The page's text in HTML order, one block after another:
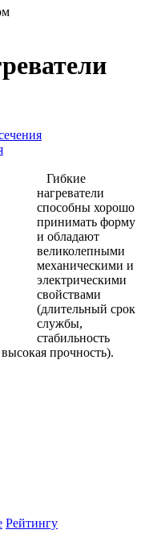
Гибкие
нагреватели
способны хорошо
принимать форму
и обладают
великолепными
механическими и
электрическими
свойствами
(длительный срок
службы,
стабильность
прочность).
Рейтингу